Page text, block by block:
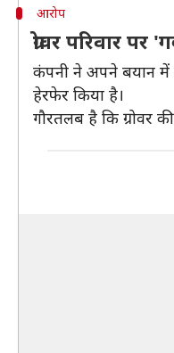
आरोप
ग्रोवर परिवार
कंपनी ने अपने बयान में
हेरफेर किया है।
गौरतलब है कि ग्रोवर की